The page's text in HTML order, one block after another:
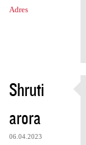
Adres
Shruti
arora
06.04.2023